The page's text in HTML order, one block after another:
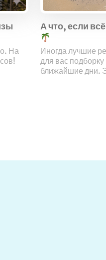
На
А что, если
Иногда лучшие
для вас
ближайшие дни.